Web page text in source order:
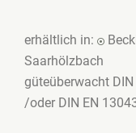
erhältlich in:
Saarhölzbach
güteüberwacht
/oder DIN EN